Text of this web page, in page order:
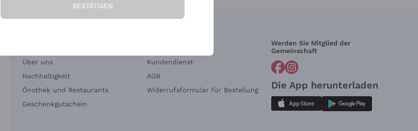
Über uns
Nachhaltigkeit
Önothek und Restaurants
Geschenkgutschein
Kundendienst
AGB
Widerrufsformular für Bestellung
Werden Sie Mitglied der
Gemeinschaft
Die App herunterladen
BESTÄTIGEN